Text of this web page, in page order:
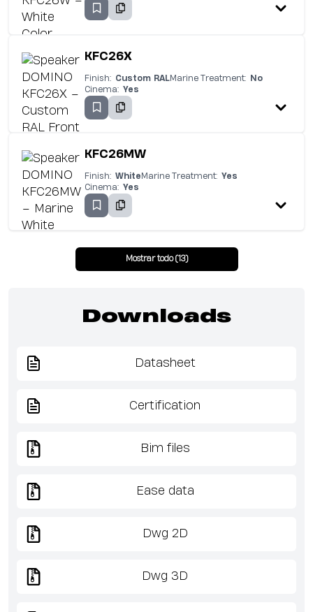
KFC26X
Finish: Custom RALMarine Treatment:
No
Cinema: Yes
KFC26MW
Finish: White Marine Treatment: Yes
Cinema: Yes
Mostrar todo (13)
Downloads
Datasheet
Certification
Bim files
Ease data
Dwg 2D
Dwg 3D